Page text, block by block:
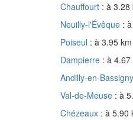
Chauffourt : à 3.28
Neuilly-l'Évêque :
Poiseul : à 3.95 km
Dampierre : à 4.67
Andilly-en-Bassigny
Val-de-Meuse : à
Chézeaux : à 5.90